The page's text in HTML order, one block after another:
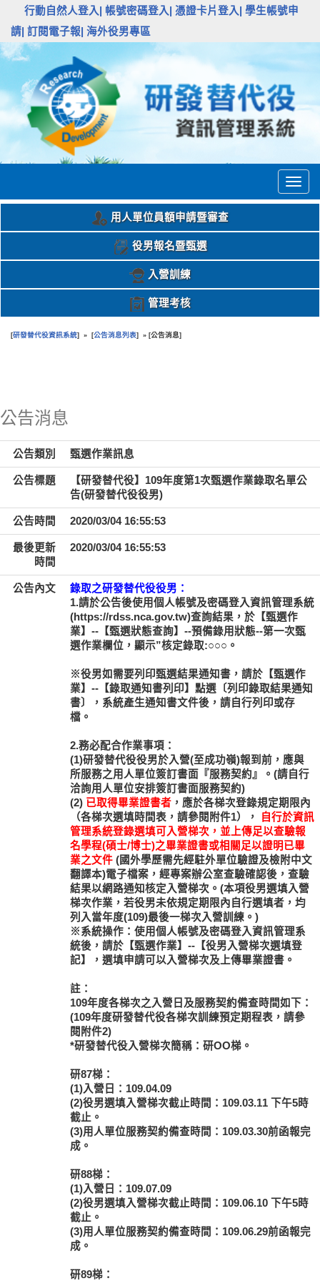
行動自然人登入| 帳號密碼登入| 憑證卡片登入|
學生帳號申
請| 訂閱電子報| 海外役男專區
用人單位員額申請暨審查
役男報名暨甄選
入營訓練
管理考核
[研發替代役資訊系統] » [公告消息列表] » [公告消息]
公告消息
公告類別 甄選作業訊息
公告標題
【研發替代役】109年度第1次甄選作業錄取名單公
告(研發替代役役男)
公告時間 2020/03/04 16:55:53
最後更新
時間
2020/03/04 16:55:53
公告內文
錄取之研發替代役役男：
1.請於公告後使用個人帳號及密碼登入資訊管理系統
(https://rdss.nca.gov.tw)查詢結果，於【甄選作
業】--【甄選狀態查詢】--預備錄用狀態--第一次甄
選作業欄位，顯示”核定錄取:○○○。
※役男如需要列印甄選結果通知書，請於【甄選作
業】--【錄取通知書列印】點選〔列印錄取結果通知
書〕，系統產生通知書文件後，請自行列印或存
檔。
2.務必配合作業事項：
(1)研發替代役役男於入營(至成功嶺)報到前，應與
所服務之用人單位簽訂書面『服務契約』。(請自行
洽詢用人單位安排簽訂書面服務契約)
(2) 已取得畢業證書者 ，應於各梯次登錄規定期限內
（各梯次選填時間表，請參閱附件1），
自行於資訊
管理系統登錄選填可入營梯次，並上傳足以查驗報
名學程(碩士/博士)之畢業證書或相關足以證明已畢
業之文件 (國外學歷需先經駐外單位驗證及檢附中文
翻譯本)電子檔案，經專案辦公室查驗確認後，查驗
結果以網路通知核定入營梯次。(本項役男選填入營
梯次作業，若役男未依規定期限內自行選填者，均
列入當年度(109)最後一梯次入營訓練。)
※系統操作：使用個人帳號及密碼登入資訊管理系
統後，請於【甄選作業】--【役男入營梯次選填登
記】，選填申請可以入營梯次及上傳畢業證書。
註：
109年度各梯次之入營日及服務契約備查時間如下：
(109年度研發替代役各梯次訓練預定期程表，請參
閱附件2)
*研發替代役入營梯次簡稱：研OO梯。
研87梯：
(1)入營日：109.04.09
(2)役男選填入營梯次截止時間：109.03.11 下午5時
截止。
(3)用人單位服務契約備查時間：109.03.30前函報完
成。
研88梯：
(1)入營日：109.07.09
(2)役男選填入營梯次截止時間：109.06.10 下午5時
截止。
(3)用人單位服務契約備查時間：109.06.29前函報完
成。
研89梯：